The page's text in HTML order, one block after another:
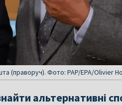
(праворуч). Фото: PAP/EPA/Olivier
альтернативні